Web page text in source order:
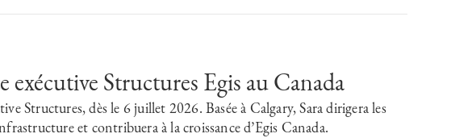
Structures Egis au Canada
Structures, dès le 6 juillet 2026. Basée à Calgary, Sara dirigera les
et contribuera à la croissance d’Egis Canada.